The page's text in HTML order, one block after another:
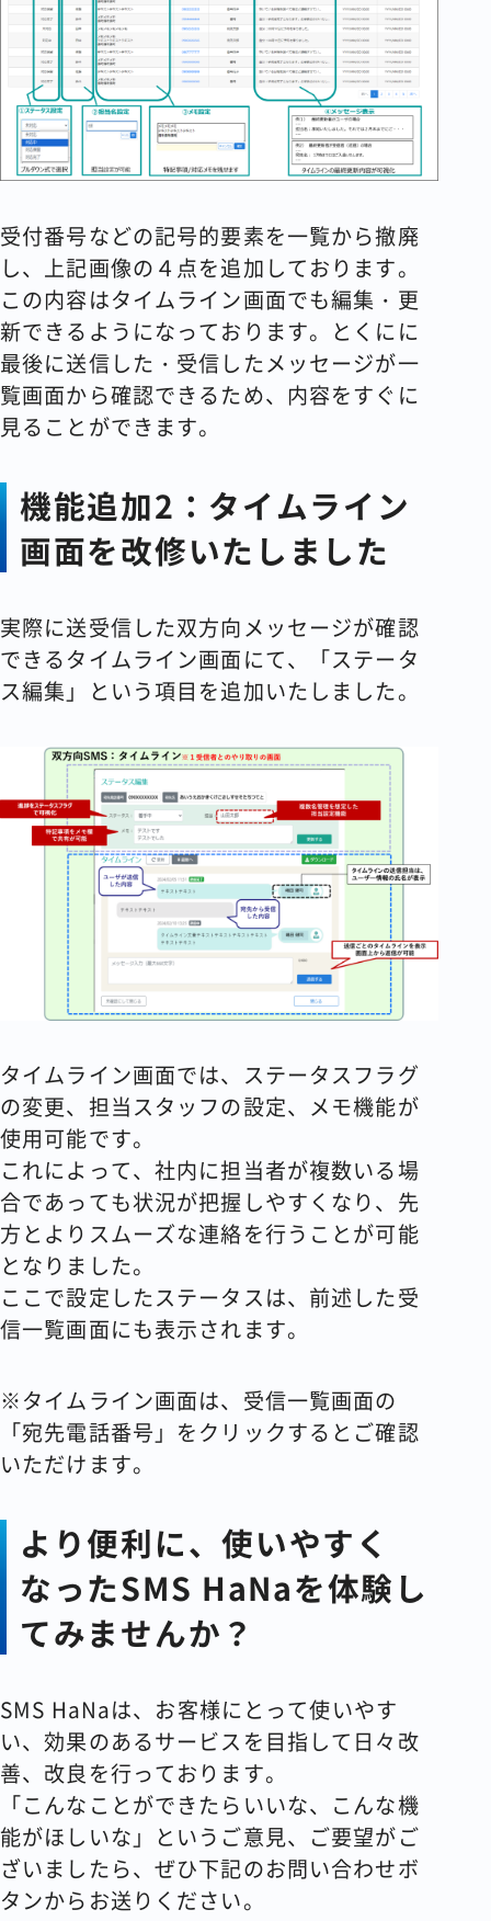
受付番号などの記号的要素を一覧から撤廃
し、上記画像の４点を追加しております。
この内容はタイムライン画面でも編集・更
新できるようになっております。とくにに
最後に送信した・受信したメッセージが一
覧画面から確認できるため、内容をすぐに
見ることができます。
機能追加2：タイムライン
画面を改修いたしました
実際に送受信した双方向メッセージが確認
できるタイムライン画面にて、「ステータ
ス編集」という項目を追加いたしました。
タイムライン画面では、ステータスフラグ
の変更、担当スタッフの設定、メモ機能が
使用可能です。
これによって、社内に担当者が複数いる場
合であっても状況が把握しやすくなり、先
方とよりスムーズな連絡を行うことが可能
となりました。
ここで設定したステータスは、前述した受
信一覧画面にも表示されます。
※タイムライン画面は、受信一覧画面の
「宛先電話番号」をクリックするとご確認
いただけます。
より便利に、使いやすく
なったSMS HaNaを体験し
てみませんか？
SMS HaNaは、お客様にとって使いやす
い、効果のあるサービスを目指して日々改
善、改良を行っております。
「こんなことができたらいいな、こんな機
能がほしいな」というご意見、ご要望がご
ざいましたら、ぜひ下記のお問い合わせボ
タンからお送りください。